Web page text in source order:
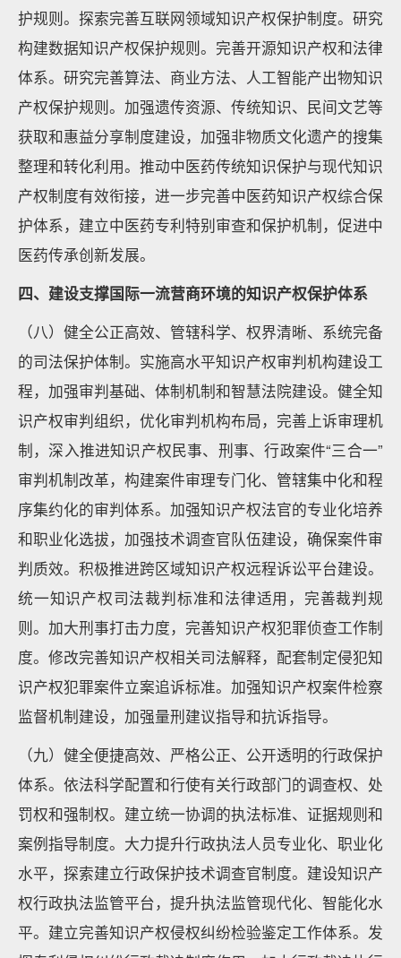
护规则。探索完善互联网领域知识产权保护制度。研究
构建数据知识产权保护规则。完善开源知识产权和法律
体系。研究完善算法、商业方法、人工智能产出物知识
产权保护规则。加强遗传资源、传统知识、民间文艺等
获取和惠益分享制度建设，加强非物质文化遗产的搜集
整理和转化利用。推动中医药传统知识保护与现代知识
产权制度有效衔接，进一步完善中医药知识产权综合保
护体系，建立中医药专利特别审查和保护机制，促进中
医药传承创新发展。
四、建设支撑国际一流营商环境的知识产权保护体系
（八）健全公正高效、管辖科学、权界清晰、系统完备
的司法保护体制。实施高水平知识产权审判机构建设工
程，加强审判基础、体制机制和智慧法院建设。健全知
识产权审判组织，优化审判机构布局，完善上诉审理机
制，深入推进知识产权民事、刑事、行政案件“三合一”
审判机制改革，构建案件审理专门化、管辖集中化和程
序集约化的审判体系。加强知识产权法官的专业化培养
和职业化选拔，加强技术调查官队伍建设，确保案件审
判质效。积极推进跨区域知识产权远程诉讼平台建设。
统一知识产权司法裁判标准和法律适用，完善裁判规
则。加大刑事打击力度，完善知识产权犯罪侦查工作制
度。修改完善知识产权相关司法解释，配套制定侵犯知
识产权犯罪案件立案追诉标准。加强知识产权案件检察
监督机制建设，加强量刑建议指导和抗诉指导。
（九）健全便捷高效、严格公正、公开透明的行政保护
体系。依法科学配置和行使有关行政部门的调查权、处
罚权和强制权。建立统一协调的执法标准、证据规则和
案例指导制度。大力提升行政执法人员专业化、职业化
水平，探索建立行政保护技术调查官制度。建设知识产
权行政执法监管平台，提升执法监管现代化、智能化水
平。建立完善知识产权侵权纠纷检验鉴定工作体系。发